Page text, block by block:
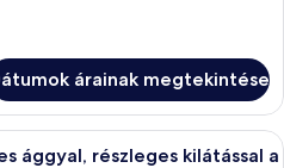
árainak megtekintése
Egy szállodai szoba, amelyben egy
ággyal, részleges kilátással a